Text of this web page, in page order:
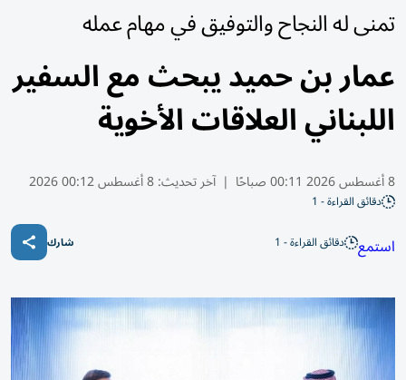
تمنى له النجاح والتوفيق في مهام عمله
عمار بن حميد يبحث مع السفير
اللبناني العلاقات الأخوية
8 أغسطس 2026 00:11 صباحًا | آخر تحديث:8 أغسطس 00:12 2026
دقائق القراءة - 1
استمع دقائق القراءة - 1 شارك